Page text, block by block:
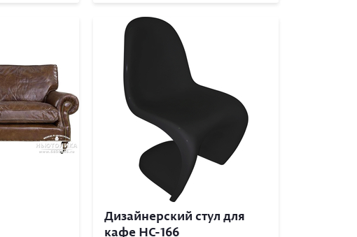
Дизайнерский стул для
кафе НС-166